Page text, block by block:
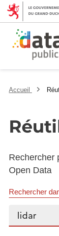
Accueil
Rechercher
Open Data
Rechercher
Rechercher...